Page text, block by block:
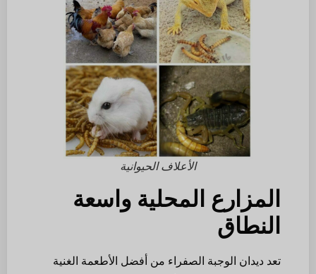
الأعلاف الحيوانية
المزارع المحلية واسعة
النطاق
تعد ديدان الوجبة الصفراء من أفضل الأطعمة الغنية